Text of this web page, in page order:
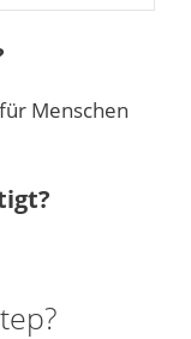
Menschen